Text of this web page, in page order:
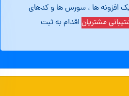
افزونه ها ، سورس ها و کدهای
مشتریان اقدام به ثبت